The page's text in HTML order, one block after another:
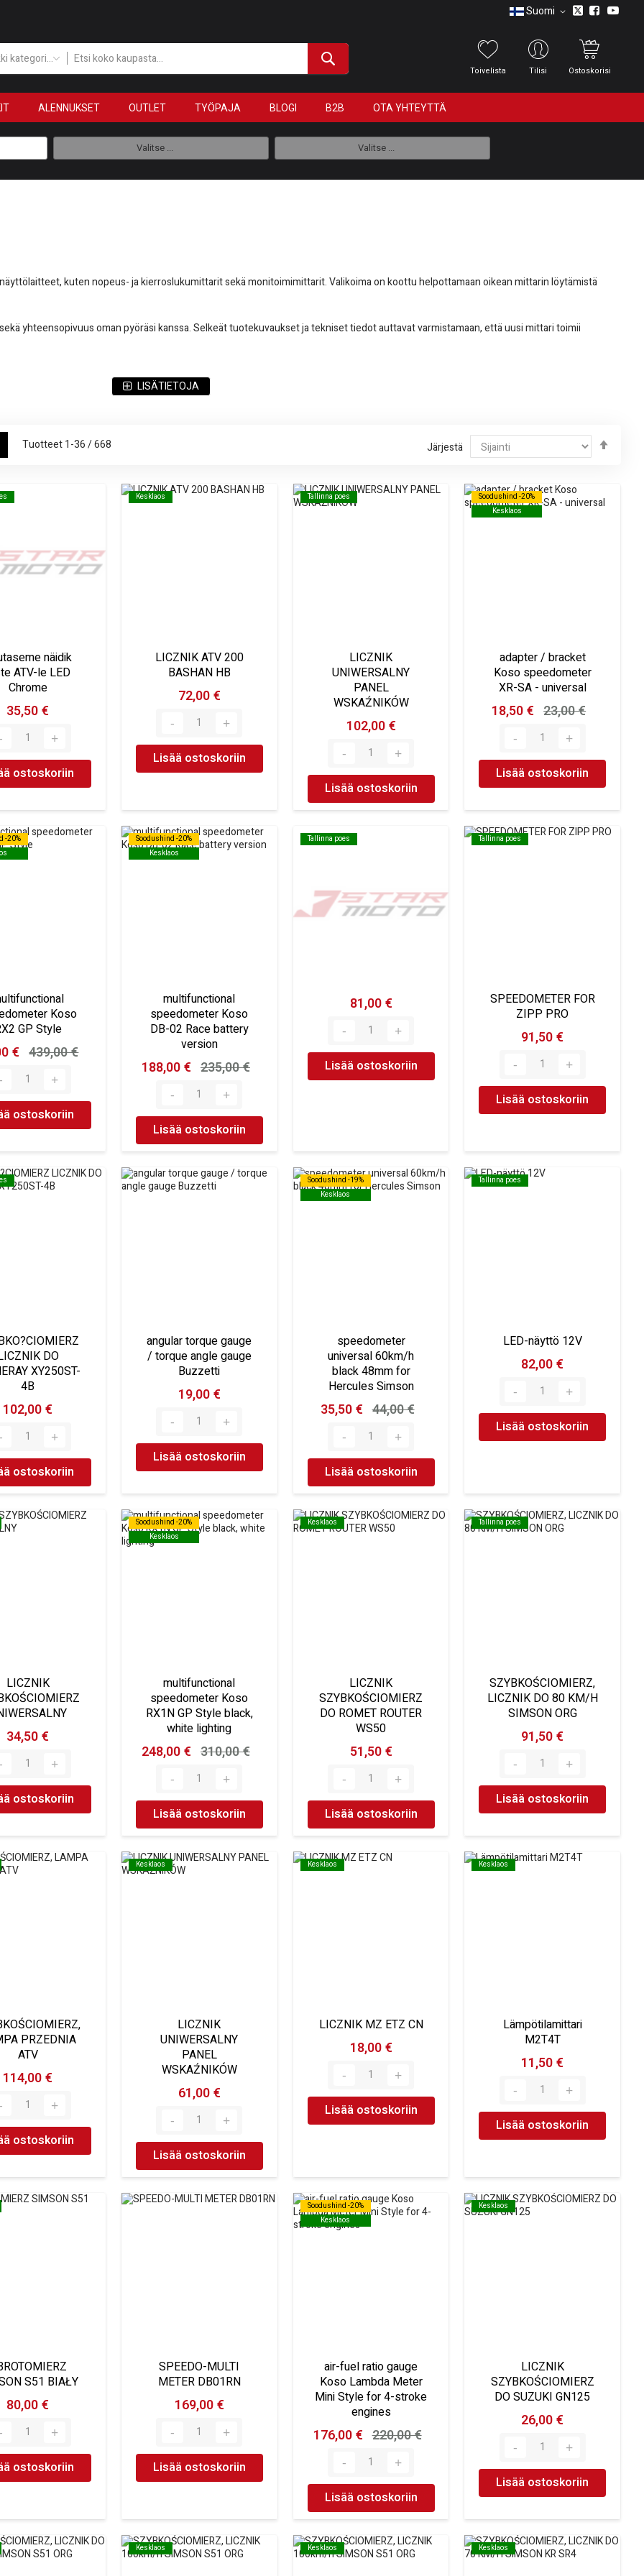
Suomi
Kaikki kategoriat
Toivelista Tilisi Ostoskorisi
ALENNUKSET OUTLET TYÖPAJA BLOGI B2B OTA YHTEYTTÄ
Valitse ... Valitse ...
kuten nopeus- ja kierroslukumittarit sekä monitoimimittarit. Valikoima on koottu helpottamaan oikean mittarin löytämistä
yhteensopivuus oman pyöräsi kanssa. Selkeät tuotekuvaukset ja tekniset tiedot auttavat varmistamaan, että uusi mittari toimii
LISÄTIETOJA
Luettelo
Tuotteet1-36/668 Järjestä
näidik
ATV-le LED
Chrome
35,50 €
ostoskoriin
Kesklaos
Kesklaos
LICZNIK ATV 200
BASHAN HB
72,00 €
Lisää ostoskoriin
Tallinna poes
Tallinna poes
LICZNIK
UNIWERSALNY
PANEL
WSKAŹNIKÓW
102,00 €
Lisää ostoskoriin
Soodushind -20%
Kesklaos
Soodushind -20%
Kesklaos
adapter / bracket
Koso speedometer
XR-SA - universal
18,50 € 23,00 €
Lisää ostoskoriin
-20%
-20%
Koso
GP Style
€ 439,00 €
ostoskoriin
Soodushind -20%
Kesklaos
Soodushind -20%
Kesklaos
multifunctional
speedometer Koso
DB-02 Race battery
version
188,00 € 235,00 €
Lisää ostoskoriin
Tallinna poes
Tallinna poes
81,00 €
Lisää ostoskoriin
Tallinna poes
Tallinna poes
SPEEDOMETER FOR
ZIPP PRO
91,50 €
Lisää ostoskoriin
DO
XY250ST-
4B
102,00 €
ostoskoriin
angular torque gauge
/ torque angle gauge
Buzzetti
19,00 €
Lisää ostoskoriin
Soodushind -19%
Kesklaos
Soodushind -19%
Kesklaos
speedometer
universal 60km/h
black 48mm for
Hercules Simson
35,50 € 44,00 €
Lisää ostoskoriin
Tallinna poes
Tallinna poes
LED-näyttö 12V
82,00 €
Lisää ostoskoriin
LICZNIK
34,50 €
ostoskoriin
Soodushind -20%
Kesklaos
Soodushind -20%
Kesklaos
multifunctional
speedometer Koso
RX1N GP Style black,
white lighting
248,00 € 310,00 €
Lisää ostoskoriin
Kesklaos
Kesklaos
LICZNIK
SZYBKOŚCIOMIERZ
DO ROMET ROUTER
WS50
51,50 €
Lisää ostoskoriin
Tallinna poes
Tallinna poes
SZYBKOŚCIOMIERZ,
LICZNIK DO 80 KM/H
SIMSON ORG
91,50 €
Lisää ostoskoriin
PRZEDNIA
ATV
114,00 €
ostoskoriin
Kesklaos
Kesklaos
LICZNIK
UNIWERSALNY
PANEL
WSKAŹNIKÓW
61,00 €
Lisää ostoskoriin
Kesklaos
Kesklaos
LICZNIK MZ ETZ CN
18,00 €
Lisää ostoskoriin
Kesklaos
Kesklaos
Lämpötilamittari
M2T4T
11,50 €
Lisää ostoskoriin
S51 BIAŁY
80,00 €
ostoskoriin
SPEEDO-MULTI
METER DB01RN
169,00 €
Lisää ostoskoriin
Soodushind -20%
Kesklaos
Soodushind -20%
Kesklaos
air-fuel ratio gauge
Koso Lambda Meter
Mini Style for 4-stroke
engines
176,00 € 220,00 €
Lisää ostoskoriin
Kesklaos
Kesklaos
LICZNIK
SZYBKOŚCIOMIERZ
DO SUZUKI GN125
26,00 €
Lisää ostoskoriin
Kesklaos
Kesklaos Kesklaos
Kesklaos Kesklaos
Kesklaos